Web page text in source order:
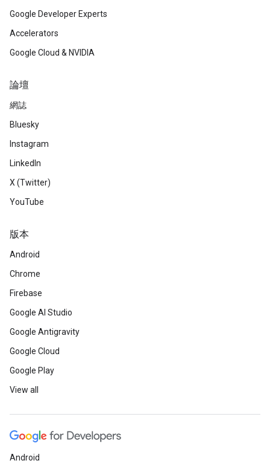
Google Developer Experts
Accelerators
Google Cloud & NVIDIA
論壇
網誌
Bluesky
Instagram
LinkedIn
X (Twitter)
YouTube
版本
Android
Chrome
Firebase
Google AI Studio
Google Antigravity
Google Cloud
Google Play
View all
Android